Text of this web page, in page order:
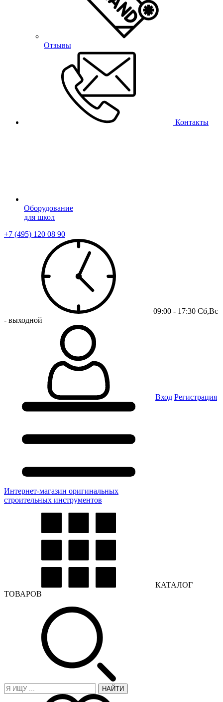
Отзывы
Контакты
Оборудование
для школ
+7 (495) 120 08 90
09:00 - 17:30 Сб,Вс
- выходной
Вход Регистрация
Интернет-магазин оригинальных
строительных инструментов
КАТАЛОГ
ТОВАРОВ
НАЙТИ